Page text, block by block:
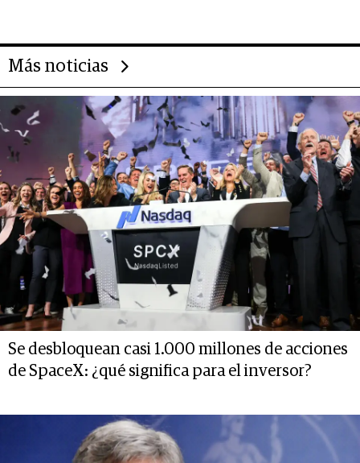
Más noticias
Se desbloquean casi 1.000 millones de acciones
de SpaceX: ¿qué significa para el inversor?